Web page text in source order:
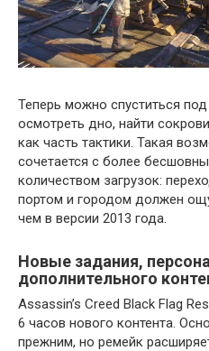
Теперь можно спуститься
осмотреть дно, найти
как часть тактики. Такая
сочетается с более
количеством загрузок:
портом и городом должен
чем в версии 2013 года.
Новые задания,
дополнительного
Assassin’s Creed Black Flag
6 часов нового контента.
прежним, но ремейк